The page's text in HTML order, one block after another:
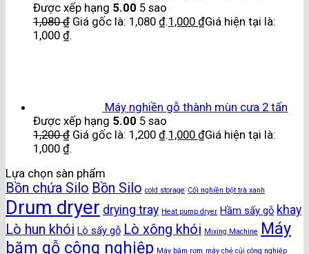
Được xếp hạng 5.00 5 sao
1,080₫ Giá gốc là: 1,080 ₫.1,000 ₫Giá hiện tại là:
1,000 ₫.
Máy nghiền gỗ thành mùn cưa 2 tấn
Được xếp hạng 5.00 5 sao
1,200₫ Giá gốc là: 1,200 ₫.1,000 ₫Giá hiện tại là:
1,000 ₫.
Lựa chọn sàn phẩm
Bồn chứa Silo Bồn Silo cold storage Cối nghiền bột trà xanh
Drum dryer drying tray Heat pump dryer Hầm sấy gỗ khay
Lò hun khói Lò sấy gỗ Lò xông khói Mixing Machine Máy
băm gỗ công nghiệp Máy băm rơm máy chẻ củi công nghiệp